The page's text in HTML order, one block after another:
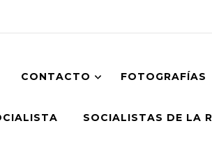
CONTACTO FOTOGRAFÍAS
SOCIALISTAS DE LA